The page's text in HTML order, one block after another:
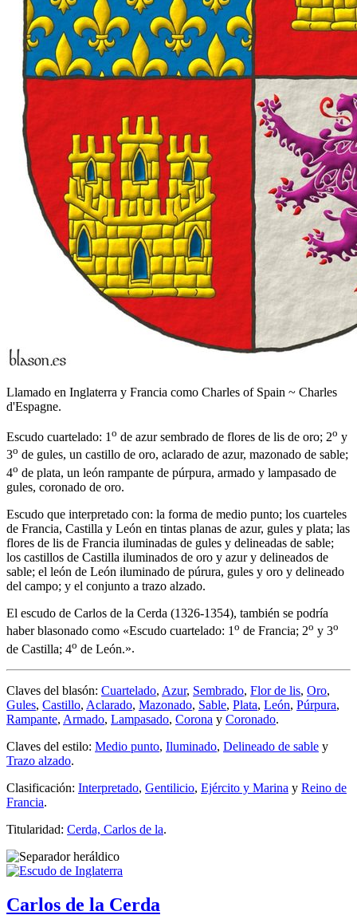
Llamado en Inglaterra y Francia como Charles of Spain ~ Charles
d'Espagne.
Escudo cuartelado: 1o de azur sembrado de flores de lis de oro; 2o y
3o de gules, un castillo de oro, aclarado de azur, mazonado de sable;
4o de plata, un león rampante de púrpura, armado y lampasado de
gules, coronado de oro.
Escudo que interpretado con: la forma de medio punto; los cuarteles
de Francia, Castilla y León en tintas planas de azur, gules y plata; las
flores de lis de Francia iluminadas de gules y delineadas de sable;
los castillos de Castilla iluminados de oro y azur y delineados de
sable; el león de León iluminado de púrura, gules y oro y delineado
del campo; y el conjunto a trazo alzado.
El escudo de Carlos de la Cerda (1326-1354), también se podría
haber blasonado como «Escudo cuartelado: 1o de Francia; 2o y 3o
de Castilla; 4o de León.».
Claves del blasón: Cuartelado, Azur, Sembrado, Flor de lis, Oro,
Gules, Castillo, Aclarado, Mazonado, Sable, Plata, León, Púrpura,
Rampante, Armado, Lampasado, Corona y Coronado.
Claves del estilo: Medio punto, Iluminado, Delineado de sable y
Trazo alzado.
Clasificación: Interpretado, Gentilicio, Ejército y Marina y Reino de
Francia.
Titularidad: Cerda, Carlos de la.
Carlos de la Cerda